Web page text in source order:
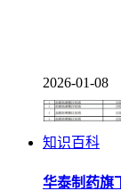
2026-01-08
知识百科
华泰制药旗